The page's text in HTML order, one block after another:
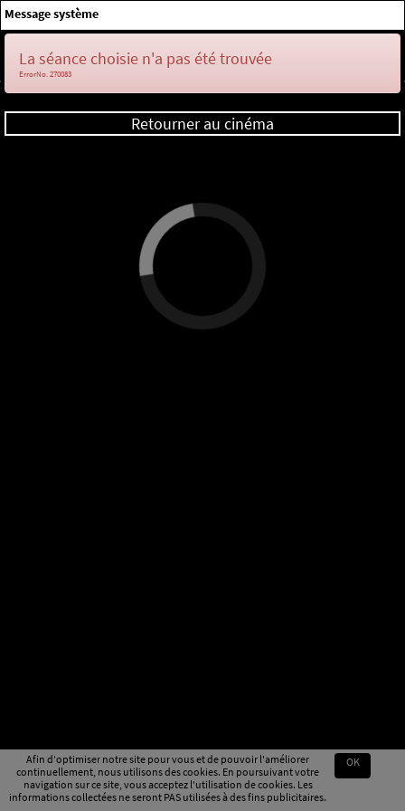
Afin d'optimiser notre site pour vous et de pouvoir l'améliorer
continuellement, nous utilisons des cookies. En poursuivant votre
navigation sur ce site, vous acceptez l'utilisation de cookies. Les
informations collectées ne seront PAS utilisées à des fins publicitaires.
OK
Message système
La séance choisie n'a pas été trouvée
ErrorNo. 270083
Retourner au cinéma